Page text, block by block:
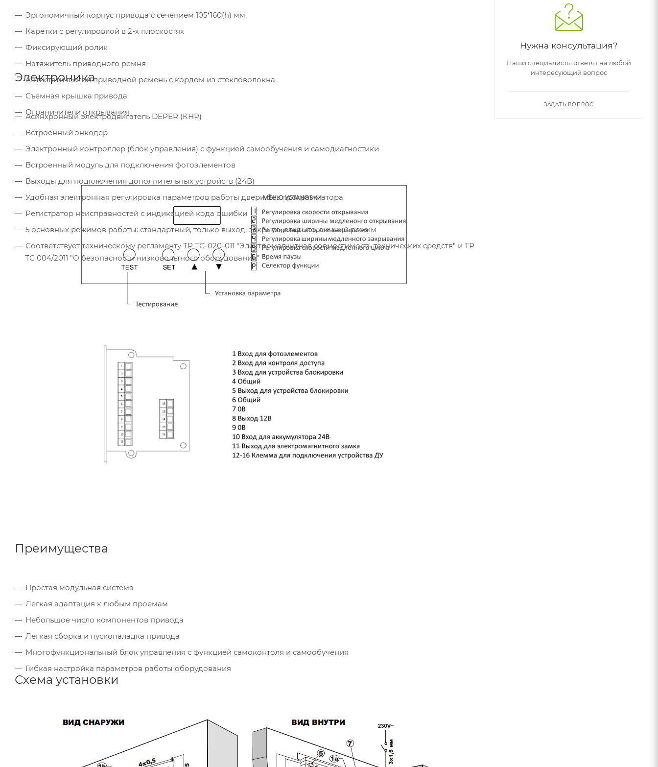
Эргономичный корпус привода с сечением 105*160(h) мм
Каретки с регулировкой в 2-х плоскостях
Фиксирующий ролик
Натяжитель приводного ремня
Антистатический приводной ремень с кордом из стекловолокна
Съемная крышка привода
Ограничители открывания
Электроника
Асинхронный электродвигатель DEPER (КНР)
Встроенный энкодер
Электронный контроллер (блок управления) с функцией самообучения и самодиагностики
Встроенный модуль для подключения фотоэлементов
Выходы для подключения дополнительных устройств (24В)
Удобная электронная регулировка параметров работы двери без программатора
Регистратор неисправностей с индикацией кода ошибки
5 основных режимов работы: стандартный, только выход, закрыто, открыто, зимний режим
Соответствует техническому регламенту ТР ТС-020-011 "Электромагнитная совместимость технических средств" и ТР
ТС 004/2011 "О безопасности низковольтного оборудования"
Преимущества
Простая модульная система
Легкая адаптация к любым проемам
Небольшое число компонентов привода
Легкая сборка и пусконаладка привода
Многофункциональный блок управления с функцией самоконтоля и самообучения
Гибкая настройка параметров работы оборудования
Схема установки
Нужна консультация?
Наши специалисты ответят на любой
интересующий вопрос
ЗАДАТЬ ВОПРОС